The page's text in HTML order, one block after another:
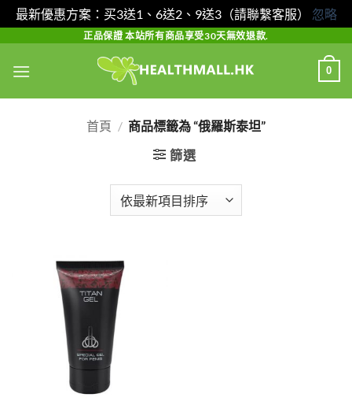
最新優惠方案：买3送1、6送2、9送3（請聯繫客服） 忽略
content
正品保證 本站所有商品享受30天無效退款.
0
首頁 / 商品標籤為 “俄羅斯泰坦”
篩選